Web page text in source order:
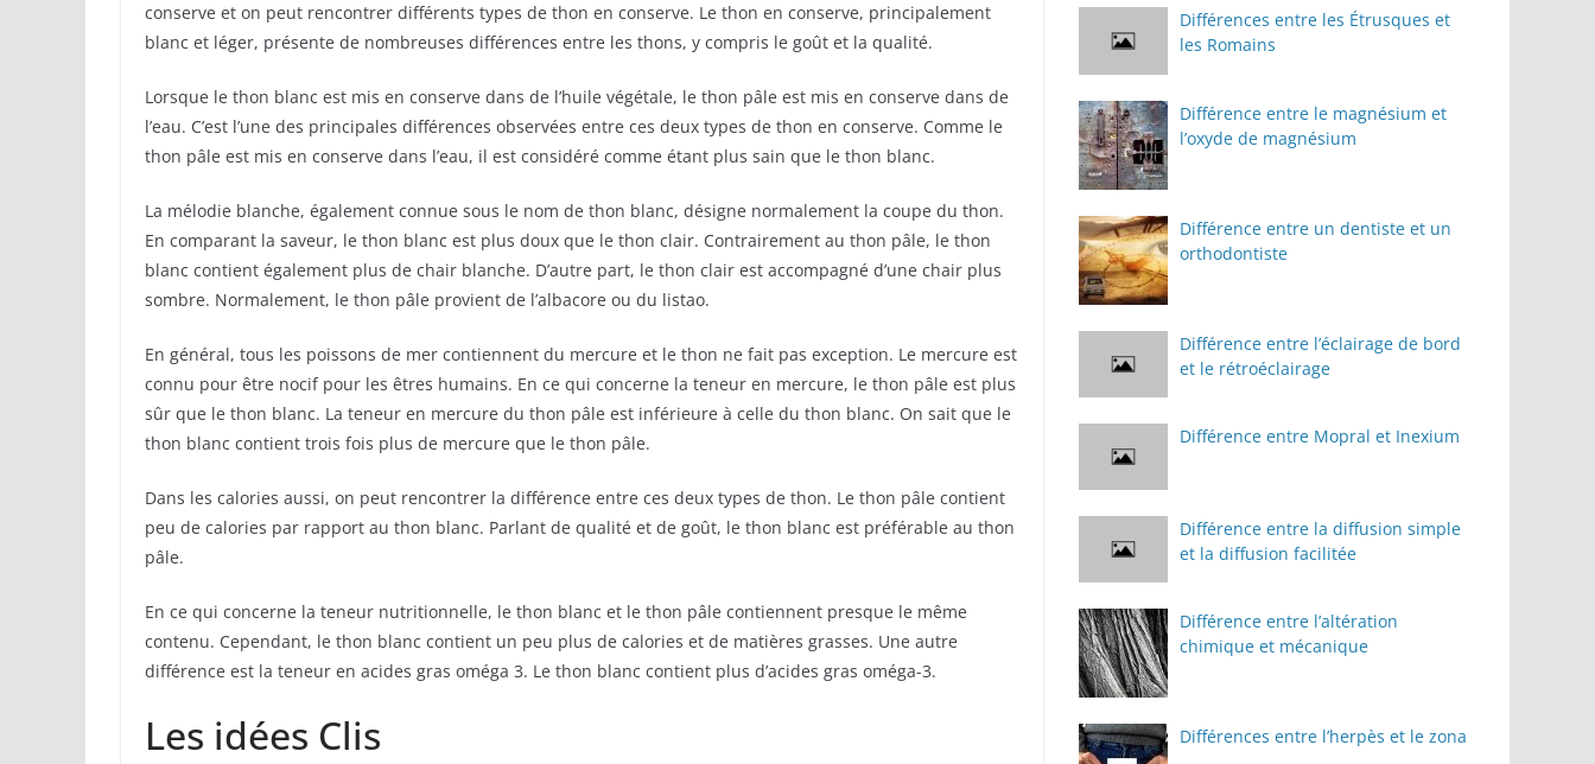
conserve et on peut rencontrer différents types de thon en conserve. Le thon en conserve, principalement
blanc et léger, présente de nombreuses différences entre les thons, y compris le goût et la qualité.
Lorsque le thon blanc est mis en conserve dans de l’huile végétale, le thon pâle est mis en conserve dans de
l’eau. C’est l’une des principales différences observées entre ces deux types de thon en conserve. Comme le
thon pâle est mis en conserve dans l’eau, il est considéré comme étant plus sain que le thon blanc.
La mélodie blanche, également connue sous le nom de thon blanc, désigne normalement la coupe du thon.
En comparant la saveur, le thon blanc est plus doux que le thon clair. Contrairement au thon pâle, le thon
blanc contient également plus de chair blanche. D’autre part, le thon clair est accompagné d’une chair plus
sombre. Normalement, le thon pâle provient de l’albacore ou du listao.
En général, tous les poissons de mer contiennent du mercure et le thon ne fait pas exception. Le mercure est
connu pour être nocif pour les êtres humains. En ce qui concerne la teneur en mercure, le thon pâle est plus
sûr que le thon blanc. La teneur en mercure du thon pâle est inférieure à celle du thon blanc. On sait que le
thon blanc contient trois fois plus de mercure que le thon pâle.
Dans les calories aussi, on peut rencontrer la différence entre ces deux types de thon. Le thon pâle contient
peu de calories par rapport au thon blanc. Parlant de qualité et de goût, le thon blanc est préférable au thon
pâle.
En ce qui concerne la teneur nutritionnelle, le thon blanc et le thon pâle contiennent presque le même
contenu. Cependant, le thon blanc contient un peu plus de calories et de matières grasses. Une autre
différence est la teneur en acides gras oméga 3. Le thon blanc contient plus d’acides gras oméga-3.
Les idées Clis
Différences entre les Étrusques et
les Romains
Différence entre le magnésium et
l’oxyde de magnésium
Différence entre un dentiste et un
orthodontiste
Différence entre l’éclairage de bord
et le rétroéclairage
Différence entre Mopral et Inexium
Différence entre la diffusion simple
et la diffusion facilitée
Différence entre l’altération
chimique et mécanique
Différences entre l’herpès et le zona